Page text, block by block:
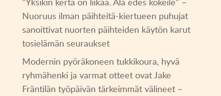
Nuoruus ilman päihteitä-kiertueen puhujat
sanoittivat nuorten päihteiden käytön karut
tosielämän seuraukset
Modernin pyöräkoneen tukkikoura, hyvä
ryhmähenki ja varmat otteet ovat Jake
Fräntilän työpäivän tärkeimmät välineet –